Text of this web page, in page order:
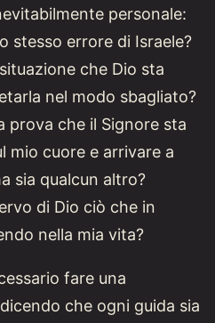
personale:
stesso errore di Israele?
che Dio sta
nel modo sbagliato?
prova che il Signore sta
mio cuore e arrivare a
sia qualcun altro?
di Dio ciò che in
nella mia vita?
fare una
che ogni guida sia